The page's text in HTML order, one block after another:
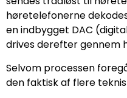
høretelefonerne
en indbygget DAC
drives derefter gennem
Selvom processen
den faktisk af flere